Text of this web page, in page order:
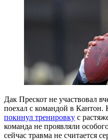
Дак Прескот не участвовал
поехал с командой в Кантон.
покинул тренировку с
команда не проявляли
сейчас травма не считается